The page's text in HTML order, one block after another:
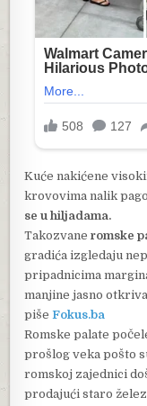
Kuće nakićene
krovovima nalik
se u hiljadama.
Takozvaneromske
gradića izgledaju
pripadnicima
manjine jasno
pišeFokus.ba
Romske palate
prošlog veka pošto
romskoj zajednici
prodajući staro